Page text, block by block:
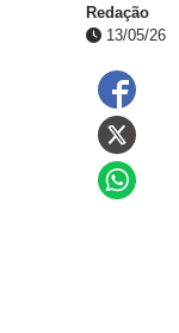
Redação
13/05/26